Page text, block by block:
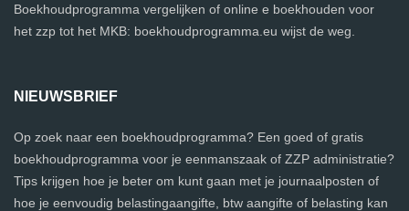
Boekhoudprogramma vergelijken of online e boekhouden voor
het zzp tot het MKB: boekhoudprogramma.eu wijst de weg.
NIEUWSBRIEF
Op zoek naar een boekhoudprogramma? Een goed of gratis
boekhoudprogramma voor je eenmanszaak of ZZP administratie?
Tips krijgen hoe je beter om kunt gaan met je journaalposten of
hoe je eenvoudig belastingaangifte, btw aangifte of belasting kan